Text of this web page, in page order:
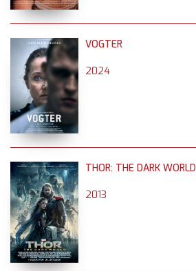
VOGTER
2024
THOR: THE DARK WORLD
2013